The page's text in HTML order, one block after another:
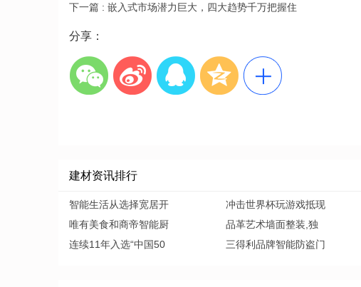
下一篇 : 嵌入式市场潜力巨大，四大趋势千万把握住
分享：
建材资讯排行
智能生活从选择宽居开 冲击世界杯玩游戏抵现
唯有美食和商帝智能厨
品革艺术墙面整装,独
连续11年入选“中国50
三得利品牌智能防盗门